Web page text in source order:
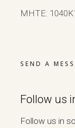
ΜΗΤΕ:
SEND A
Follow us
Follow us in